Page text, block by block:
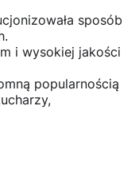
sposób
i wysokiej jakości
popularnością